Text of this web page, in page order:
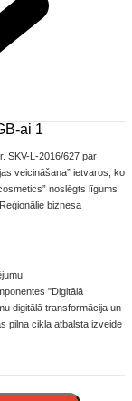
SKV-L-2016/627 par
veicināšana” ietvaros, ko
noslēgts līgums
biznesa
"Digitālā
digitālā transformācija un
pilna cikla atbalsta izveide